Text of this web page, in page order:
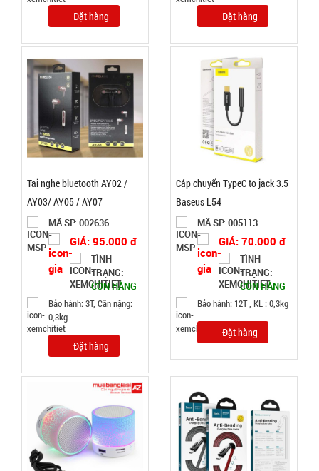
Cân nặng:
0,3kg
hổ phách
420ml
003967
11.900 đ
CÒN HÀNG
hành:
Test,
Cân nặng:
0,2kg
Đặt hàng Đặt hàng
Tai nghe bluetooth AY02 /
AY03/ AY05 / AY07
MÃ SP: 002636
GIÁ: 95.000 đ
TÌNH
TRẠNG:
CÒN HÀNG
Bảo hành: 3T, Cân nặng:
0,3kg
Đặt hàng
Cáp chuyển TypeC to jack 3.5
Baseus L54
MÃ SP: 005113
GIÁ: 70.000 đ
TÌNH
TRẠNG:
CÒN HÀNG
Bảo hành: 12T , KL : 0,3kg
Đặt hàng